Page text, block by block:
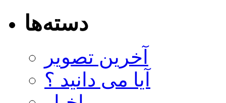
دسته‌ها
آخرین تصویر
آیا می دانید ؟